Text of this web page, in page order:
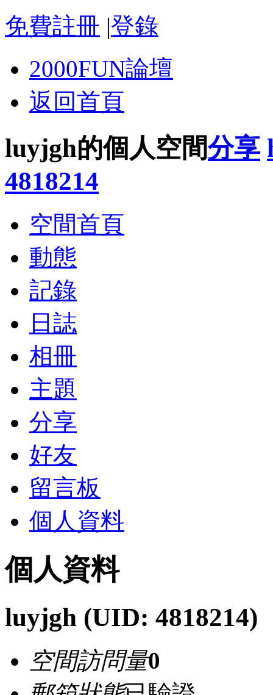
免費註冊 |登錄
2000FUN論壇
返回首頁
luyjgh的個人空間分享
4818214
空間首頁
動態
記錄
日誌
相冊
主題
分享
好友
留言板
個人資料
個人資料
luyjgh (UID: 4818214)
空間訪問量0